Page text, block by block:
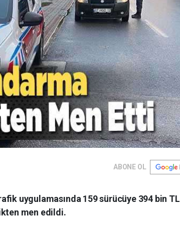
ABONE OL
uygulamasında 159 sürücüye 394 bin TL
men edildi.